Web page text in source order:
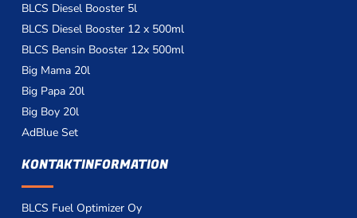
BLCS Diesel Booster 5l
BLCS Diesel Booster 12 x 500ml
BLCS Bensin Booster 12x 500ml
Big Mama 20l
Big Papa 20l
Big Boy 20l
AdBlue Set
KONTAKTINFORMATION
BLCS Fuel Optimizer Oy